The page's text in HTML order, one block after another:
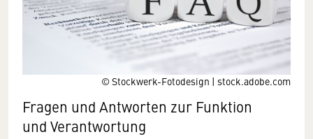
© Stockwerk-Fotodesign | stock.adobe.com
Fragen und Antworten zur Funktion
und Verantwortung